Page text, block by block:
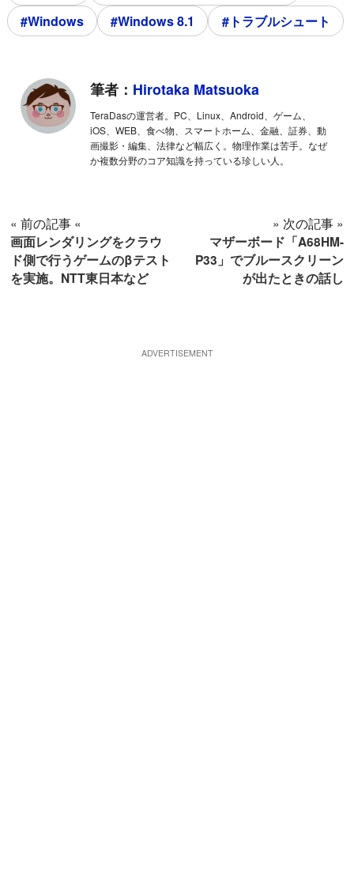
#Windows
#Windows 8.1 #トラブルシュート
筆者： Hirotaka Matsuoka
TeraDasの運営者。PC、Linux、Android、ゲーム、
iOS、WEB、食べ物、スマートホーム、金融、証券、動
画撮影・編集、法律など幅広く。物理作業は苦手。なぜ
か複数分野のコア知識を持っている珍しい人。
« 前の記事 «
画面レンダリングをクラウ
ド側で行うゲームのβテスト
を実施。NTT東日本など
» 次の記事 »
マザーボード「A68HM-
P33」でブルースクリーン
が出たときの話し